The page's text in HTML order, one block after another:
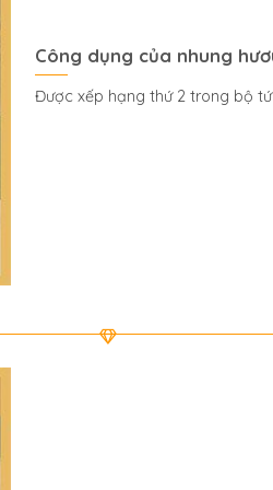
Công dụng của nhung
Được xếp hạng thứ 2 trong bộ